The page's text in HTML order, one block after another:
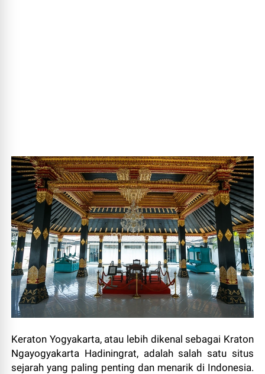
Keraton Yogyakarta, atau lebih dikenal sebagai Kraton
Ngayogyakarta Hadiningrat, adalah salah satu situs
sejarah yang paling penting dan menarik di Indonesia.